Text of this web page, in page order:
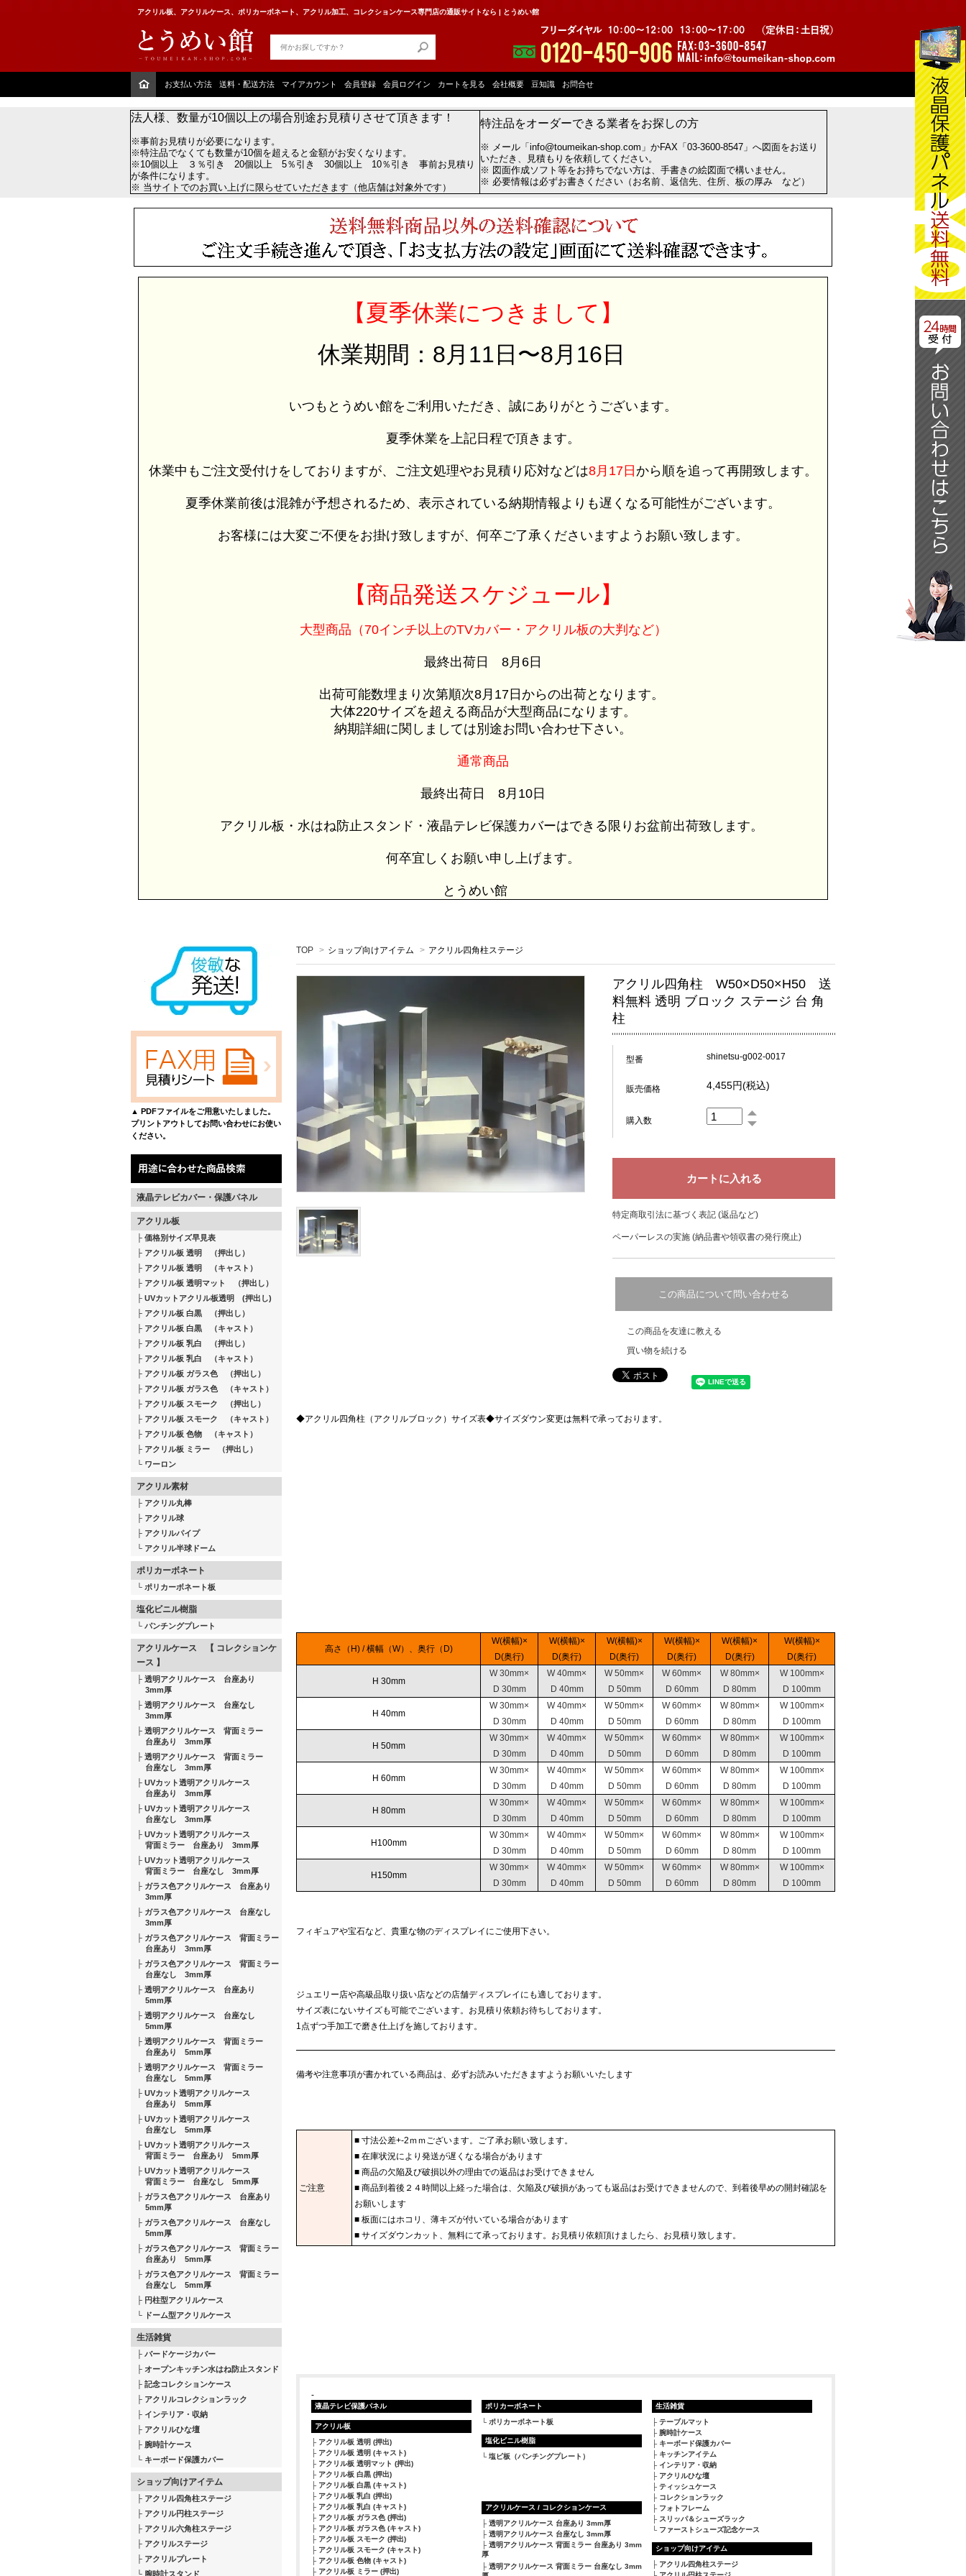
アクリル板、アクリルケース、ポリカーボネート、アクリル加工、コレクションケース専門店の通販サイトなら | とうめい館
お支払い方法 送料・配送方法 マイアカウント 会員登録 会員ログイン カートを見る 会社概要 豆知識 お問合せ
法人様、数量が10個以上の場合別途お見積りさせて頂きます！
※事前お見積りが必要になります。
※特注品でなくても数量が10個を超えると金額がお安くなります。
※10個以上 ３％引き 20個以上 5％引き 30個以上 10％引き 事前お見積り
が条件になります。
※ 当サイトでのお買い上げに限らせていただきます（他店舗は対象外です）
特注品をオーダーできる業者をお探しの方
※ メール「info@toumeikan-shop.com」かFAX「03-3600-8547」へ図面をお送り
いただき、見積もりを依頼してください。
※ 図面作成ソフト等をお持ちでない方は、手書きの絵図面で構いません。
※ 必要情報は必ずお書きください（お名前、返信先、住所、板の厚み など）
【夏季休業につきまして】
休業期間：8月11日〜8月16日
いつもとうめい館をご利用いただき、誠にありがとうございます。
夏季休業を上記日程で頂きます。
休業中もご注文受付けをしておりますが、ご注文処理やお見積り応対などは8月17日 から順を追って再開致します。
夏季休業前後は混雑が予想されるため、表示されている納期情報よりも遅くなる可能性がございます。
お客様には大変ご不便をお掛け致しますが、何卒ご了承くださいますようお願い致します。
【商品発送スケジュール】
大型商品（70インチ以上のTVカバー・アクリル板の大判など）
最終出荷日 8月6日
出荷可能数埋まり次第順次8月17日からの出荷となります。
大体220サイズを超える商品が大型商品になります。
納期詳細に関しましては別途お問い合わせ下さい。
通常商品
最終出荷日 8月10日
アクリル板・水はね防止スタンド・液晶テレビ保護カバーはできる限りお盆前出荷致します。
何卒宜しくお願い申し上げます。
とうめい館
▲ PDFファイルをご用意いたしました。
プリントアウトしてお問い合わせにお使い
ください。
液晶テレビカバー・保護パネル
アクリル板
価格別サイズ早見表
アクリル板 透明 （押出し）
アクリル板 透明 （キャスト）
アクリル板 透明マット （押出し）
UVカットアクリル板透明 (押出し)
アクリル板 白黒 （押出し）
アクリル板 白黒 （キャスト）
アクリル板 乳白 （押出し）
アクリル板 乳白 （キャスト）
アクリル板 ガラス色 （押出し）
アクリル板 ガラス色 （キャスト）
アクリル板 スモーク （押出し）
アクリル板 スモーク （キャスト）
アクリル板 色物 （キャスト）
アクリル板 ミラー （押出し）
ワーロン
アクリル素材
アクリル丸棒
アクリル球
アクリルパイプ
アクリル半球ドーム
ポリカーボネート
ポリカーボネート板
塩化ビニル樹脂
パンチングプレート
アクリルケース 【 コレクションケ
ース 】
透明アクリルケース 台座あり
3mm厚
透明アクリルケース 台座なし
3mm厚
透明アクリルケース 背面ミラー
台座あり 3mm厚
透明アクリルケース 背面ミラー
台座なし 3mm厚
UVカット透明アクリルケース
台座あり 3mm厚
UVカット透明アクリルケース
台座なし 3mm厚
UVカット透明アクリルケース
背面ミラー 台座あり 3mm厚
UVカット透明アクリルケース
背面ミラー 台座なし 3mm厚
ガラス色アクリルケース 台座あり
3mm厚
ガラス色アクリルケース 台座なし
3mm厚
ガラス色アクリルケース 背面ミラー
台座あり 3mm厚
ガラス色アクリルケース 背面ミラー
台座なし 3mm厚
透明アクリルケース 台座あり
5mm厚
透明アクリルケース 台座なし
5mm厚
透明アクリルケース 背面ミラー
台座あり 5mm厚
透明アクリルケース 背面ミラー
台座なし 5mm厚
UVカット透明アクリルケース
台座あり 5mm厚
UVカット透明アクリルケース
台座なし 5mm厚
UVカット透明アクリルケース
背面ミラー 台座あり 5mm厚
UVカット透明アクリルケース
背面ミラー 台座なし 5mm厚
ガラス色アクリルケース 台座あり
5mm厚
ガラス色アクリルケース 台座なし
5mm厚
ガラス色アクリルケース 背面ミラー
台座あり 5mm厚
ガラス色アクリルケース 背面ミラー
台座なし 5mm厚
円柱型アクリルケース
ドーム型アクリルケース
生活雑貨
バードケージカバー
オープンキッチン水はね防止スタンド
記念コレクションケース
アクリルコレクションラック
インテリア・収納
アクリルひな壇
腕時計ケース
キーボード保護カバー
ショップ向けアイテム
アクリル四角柱ステージ
アクリル円柱ステージ
アクリル六角柱ステージ
アクリルステージ
アクリルプレート
腕時計スタンド
TOP > ショップ向けアイテム > アクリル四角柱ステージ
アクリル四角柱 W50×D50×H50 送
料無料 透明 ブロック ステージ 台 角
柱
型番 shinetsu-g002-0017
販売価格 4,455円(税込)
購入数
特定商取引法に基づく表記 (返品など)
ペーパーレスの実施 (納品書や領収書の発行廃止)
この商品について問い合わせる
この商品を友達に教える
買い物を続ける
◆アクリル四角柱（アクリルブロック）サイズ表◆サイズダウン変更は無料で承っております。
高さ（H) / 横幅（W）、奥行（D)
W(横幅)×
D(奥行)
W(横幅)×
D(奥行)
W(横幅)×
D(奥行)
W(横幅)×
D(奥行)
W(横幅)×
D(奥行)
W(横幅)×
D(奥行)
H 30mm
W 30mm×
D 30mm
W 40mm×
D 40mm
W 50mm×
D 50mm
W 60mm×
D 60mm
W 80mm×
D 80mm
W 100mm×
D 100mm
H 40mm
W 30mm×
D 30mm
W 40mm×
D 40mm
W 50mm×
D 50mm
W 60mm×
D 60mm
W 80mm×
D 80mm
W 100mm×
D 100mm
H 50mm
W 30mm×
D 30mm
W 40mm×
D 40mm
W 50mm×
D 50mm
W 60mm×
D 60mm
W 80mm×
D 80mm
W 100mm×
D 100mm
H 60mm
W 30mm×
D 30mm
W 40mm×
D 40mm
W 50mm×
D 50mm
W 60mm×
D 60mm
W 80mm×
D 80mm
W 100mm×
D 100mm
H 80mm
W 30mm×
D 30mm
W 40mm×
D 40mm
W 50mm×
D 50mm
W 60mm×
D 60mm
W 80mm×
D 80mm
W 100mm×
D 100mm
H100mm
W 30mm×
D 30mm
W 40mm×
D 40mm
W 50mm×
D 50mm
W 60mm×
D 60mm
W 80mm×
D 80mm
W 100mm×
D 100mm
H150mm
W 30mm×
D 30mm
W 40mm×
D 40mm
W 50mm×
D 50mm
W 60mm×
D 60mm
W 80mm×
D 80mm
W 100mm×
D 100mm
フィギュアや宝石など、貴重な物のディスプレイにご使用下さい。
ジュエリー店や高級品取り扱い店などの店舗ディスプレイにも適しております。
サイズ表にないサイズも可能でございます。お見積り依頼お待ちしております。
1点ずつ手加工で磨き仕上げを施しております。
備考や注意事項が書かれている商品は、必ずお読みいただきますようお願いいたします
ご注意
■ 寸法公差+-2ｍｍございます。ご了承お願い致します。
■ 在庫状況により発送が遅くなる場合があります
■ 商品の欠陥及び破損以外の理由での返品はお受けできません
■ 商品到着後２４時間以上経った場合は、欠陥及び破損があっても返品はお受けできませんので、到着後早めの開封確認を
お願いします
■ 板面にはホコリ、薄キズが付いている場合があります
■ サイズダウンカット、無料にて承っております。お見積り依頼頂けましたら、お見積り致します。
-
液晶テレビ保護パネル
アクリル板
アクリル板 透明 (押出)
アクリル板 透明 (キャスト)
アクリル板 透明マット (押出)
アクリル板 白黒 (押出)
アクリル板 白黒 (キャスト)
アクリル板 乳白 (押出)
アクリル板 乳白 (キャスト)
アクリル板 ガラス色 (押出)
アクリル板 ガラス色 (キャスト)
アクリル板 スモーク (押出)
アクリル板 スモーク (キャスト)
アクリル板 色物 (キャスト)
アクリル板 ミラー (押出)
ポリカーボネート
ポリカーボネート板
塩化ビニル樹脂
塩ビ板（パンチングプレート）
アクリルケース / コレクションケース
透明アクリルケース 台座あり 3mm厚
透明アクリルケース 台座なし 3mm厚
透明アクリルケース 背面ミラー 台座あり 3mm
厚
透明アクリルケース 背面ミラー 台座なし 3mm
生活雑貨
テーブルマット
腕時計ケース
キーボード保護カバー
キッチンアイテム
インテリア・収納
アクリルひな壇
ティッシュケース
コレクションラック
フォトフレーム
スリッパ＆シューズラック
ファーストシューズ記念ケース
ショップ向けアイテム
アクリル四角柱ステージ